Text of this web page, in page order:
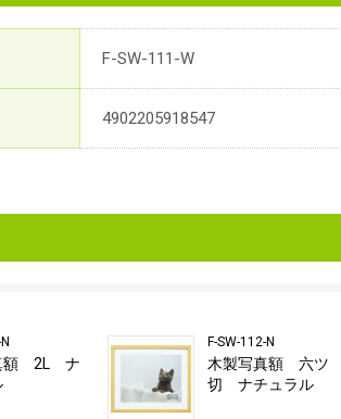
F-SW-111-W
4902205918547
額 2L ナ
F-SW-112-N
木製写真額 六ツ
切 ナチュラル